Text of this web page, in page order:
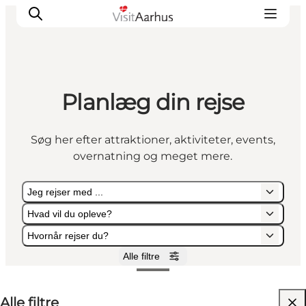
Oplevelser
Kalender
Byer og steder
Transport
Planlæg din rejse
Søg her efter attraktioner, aktiviteter, events,
overnatning og meget mere.
Jeg rejser med ...
Hvad vil du opleve?
Hvornår rejser du?
Alle filtre
Jeg rejser med ...
Hvad vil du opleve?
Hvornår rejser du?
Alle filtre